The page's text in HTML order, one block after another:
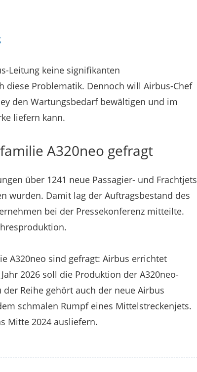
Leitung keine signifikanten
diese Problematik. Dennoch will Airbus-Chef
den Wartungsbedarf bewältigen und im
liefern kann.
A320neo gefragt
über 1241 neue Passagier- und Frachtjets
wurden. Damit lag der Auftragsbestand des
bei der Pressekonferenz mitteilte.
A320neo sind gefragt: Airbus errichtet
2026 soll die Produktion der A320neo-
Reihe gehört auch der neue Airbus
schmalen Rumpf eines Mittelstreckenjets.
Mitte 2024 ausliefern.